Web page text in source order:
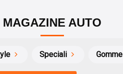
MAGAZINE AUTO
Speciali Gomme